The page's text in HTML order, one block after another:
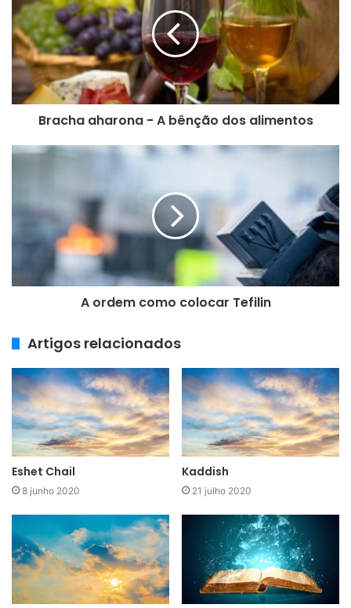
u
e
n
d
r
o
m
i
Bracha aharona - A bênção dos alimentos
A ordem como colocar Tefilin
Artigos relacionados
Eshet Chail
8 junho 2020
Kaddish
21 julho 2020